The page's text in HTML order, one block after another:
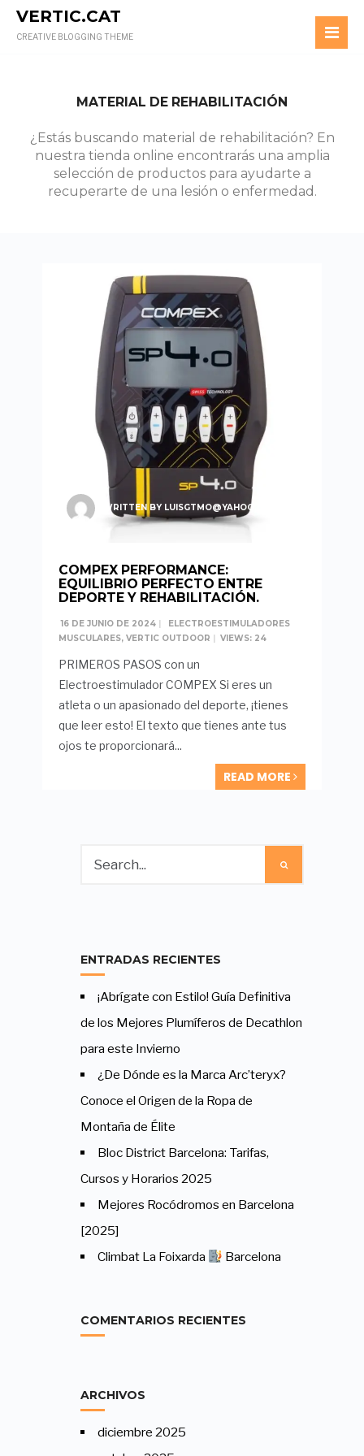
VERTIC.CAT
CREATIVE BLOGGING THEME
MATERIAL DE REHABILITACIÓN
¿Estás buscando material de rehabilitación? En
nuestra tienda online encontrarás una amplia
selección de productos para ayudarte a
recuperarte de una lesión o enfermedad.
WRITTEN BY LUISGTMO@YAHOO.ES
COMPEX PERFORMANCE:
EQUILIBRIO PERFECTO ENTRE
DEPORTE Y REHABILITACIÓN.
16 DE JUNIO DE 2024 |
ELECTROESTIMULADORES
MUSCULARES, VERTIC OUTDOOR | VIEWS: 24
PRIMEROS PASOS con un
Electroestimulador COMPEX Si eres un
atleta o un apasionado del deporte, ¡tienes
que leer esto! El texto que tienes ante tus
ojos te proporcionará...
READ MORE
ENTRADAS RECIENTES
¡Abrígate con Estilo! Guía Definitiva
de los Mejores Plumíferos de Decathlon
para este Invierno
¿De Dónde es la Marca Arc’teryx?
Conoce el Origen de la Ropa de
Montaña de Élite
Bloc District Barcelona: Tarifas,
Cursos y Horarios 2025
Mejores Rocódromos en Barcelona
[2025]
Climbat La Foixarda
Barcelona
COMENTARIOS RECIENTES
ARCHIVOS
diciembre 2025